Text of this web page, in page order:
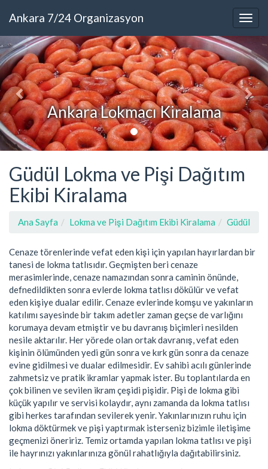
Ankara 7/24 Organizasyon
Ankara Lokmacı Kiralama
Güdül Lokma ve Pişi Dağıtım
Ekibi Kiralama
Ana Sayfa Lokma ve Pişi Dağıtım Ekibi Kiralama Güdül
Cenaze törenlerinde vefat eden kişi için yapılan hayırlardan bir
tanesi de lokma tatlısıdır. Geçmişten beri cenaze
merasimlerinde, cenaze namazından sonra caminin önünde,
defnedildikten sonra evlerde lokma tatlısı dökülür ve vefat
eden kişiye dualar edilir. Cenaze evlerinde komşu ve yakınların
katılımı sayesinde bir takım adetler zaman geçse de varlığını
korumaya devam etmiştir ve bu davranış biçimleri nesilden
nesile aktarılır. Her yörede olan ortak davranış, vefat eden
kişinin ölümünden yedi gün sonra ve kırk gün sonra da cenaze
evine gidilmesi ve dualar edilmesidir. Ev sahibi acılı günlerinde
zahmetsiz ve pratik ikramlar yapmak ister. Bu toplantılarda en
çok bilinen ve sevilen ikram çeşidi pişidir. Pişi de lokma gibi
küçük yapılır ve servisi kolaydır, aynı zamanda da lokma tatlısı
gibi herkes tarafından sevilerek yenir. Yakınlarınızın ruhu için
lokma döktürmek ve pişi yaptırmak isterseniz bizimle iletişime
geçmenizi öneririz. Temiz ortamda yapılan lokma tatlısı ve pişi
ile hayrınızı yakınlarınıza gönül rahatlığıyla dağıtabilirsiniz.